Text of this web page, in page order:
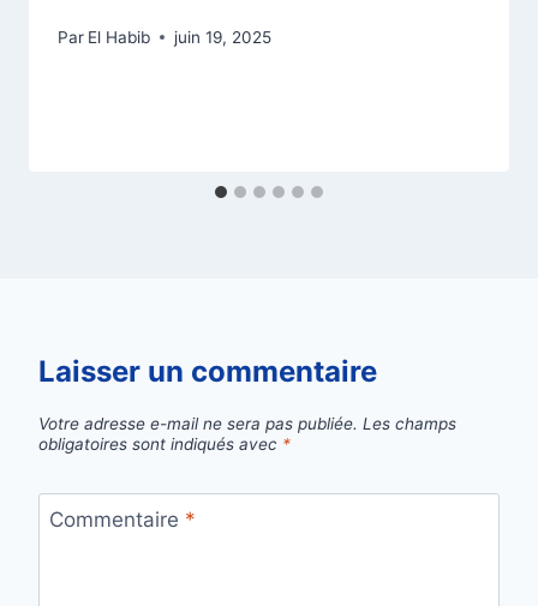
Par El Habib juin 19, 2025
Laisser un commentaire
Votre adresse e-mail ne sera pas publiée. Les champs
obligatoires sont indiqués avec *
Commentaire *